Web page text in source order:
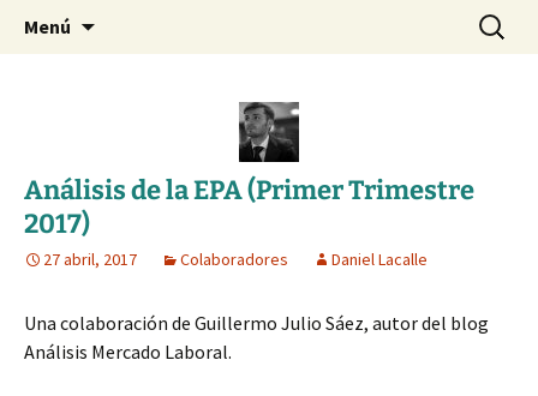
dlacalle.com
Blog de Daniel Lacalle
Menú Buscar:
Análisis de la EPA (Primer Trimestre
2017)
27 abril, 2017 Colaboradores Daniel Lacalle
Una colaboración de Guillermo Julio Sáez, autor del blog
Análisis Mercado Laboral.